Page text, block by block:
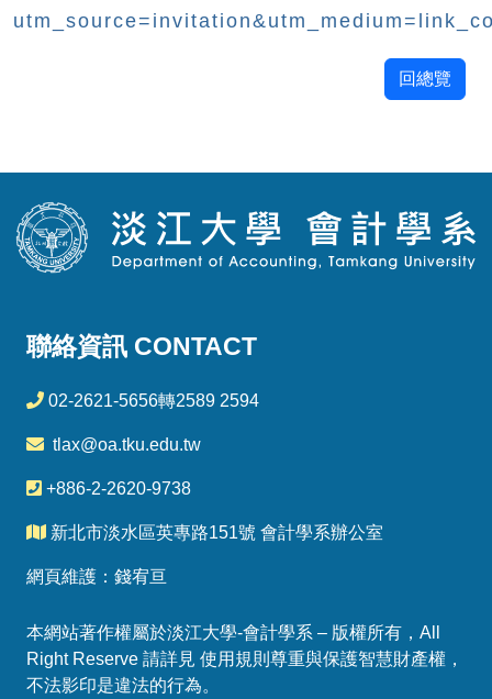
回總覽
聯絡資訊 CONTACT
02-2621-5656轉2589 2594
tlax@oa.tku.edu.tw
+886-2-2620-9738
新北市淡水區英專路151號 會計學系辦公室
網頁維護：錢宥亘
本網站著作權屬於淡江大學-會計學系 – 版權所有，All
Right Reserve 請詳見 使用規則尊重與保護智慧財產權，
不法影印是違法的行為。